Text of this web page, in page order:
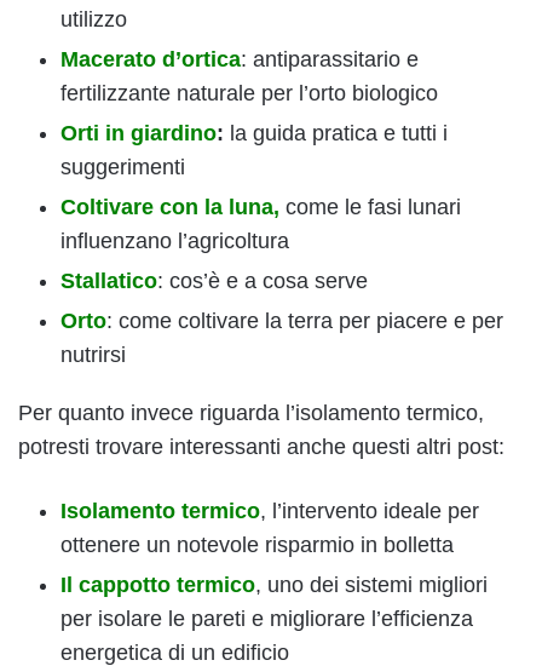
utilizzo
Macerato d’ortica: antiparassitario e
fertilizzante naturale per l’orto biologico
Orti in giardino: la guida pratica e tutti i
suggerimenti
Coltivare con la luna, come le fasi lunari
influenzano l’agricoltura
Stallatico: cos’è e a cosa serve
Orto: come coltivare la terra per piacere e per
nutrirsi
Per quanto invece riguarda l’isolamento termico,
potresti trovare interessanti anche questi altri post:
Isolamento termico, l’intervento ideale per
ottenere un notevole risparmio in bolletta
Il cappotto termico, uno dei sistemi migliori
per isolare le pareti e migliorare l’efficienza
energetica di un edificio